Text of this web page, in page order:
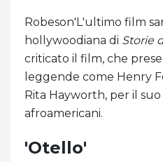
Robeson'L'ultimo film
hollywoodiana di Storie
criticato il film, che
leggende come Henry
Rita Hayworth, per il
afroamericani.
'Otello'